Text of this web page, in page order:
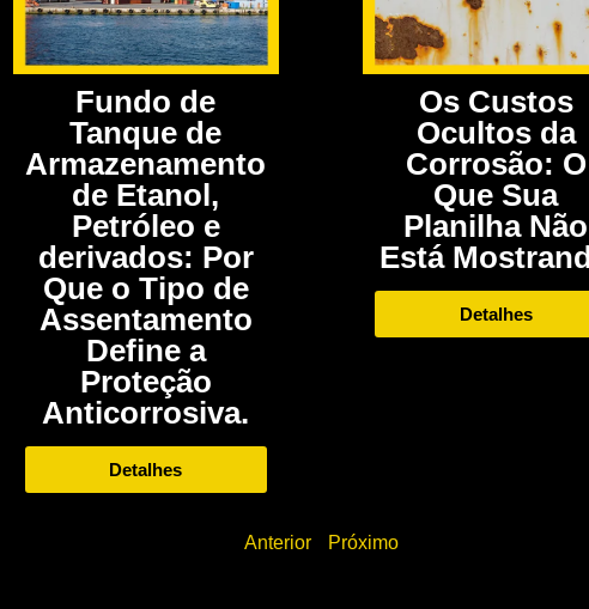
Fundo de
Tanque de
Armazenamento
de Etanol,
Petróleo e
derivados: Por
Que o Tipo de
Assentamento
Define a
Proteção
Anticorrosiva.
Detalhes
Os Custos
Ocultos da
Corrosão: O
Que Sua
Planilha Não
Está
Detalhes
Anterior Próximo